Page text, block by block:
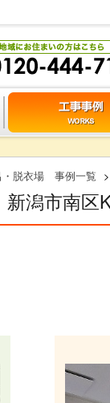
・脱衣場 事例一覧 >
潟市南区